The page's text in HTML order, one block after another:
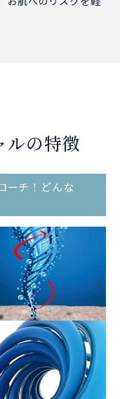
ルの特徴
ーチ！どんな